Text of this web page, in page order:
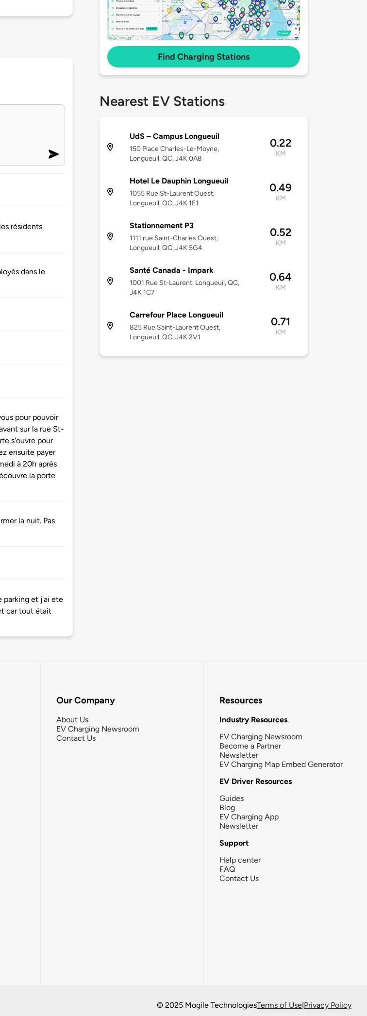
résidents
dans le
pour pouvoir
sur la rue St-
s'ouvre pour
ensuite payer
à 20h après
la porte
la nuit. Pas
parking et j'ai ete
car tout était
Find Charging Stations
Nearest EV Stations
UdS – Campus Longueuil
150 Place Charles-Le-Moyne,
Longueuil, QC, J4K 0A8
0.22
KM
Hotel Le Dauphin Longueuil
1055 Rue St-Laurent Ouest,
Longueuil, QC, J4K 1E1
0.49
KM
Stationnement P3
1111 rue Saint-Charles Ouest,
Longueuil, QC, J4K 5G4
0.52
KM
Santé Canada - Impark
1001 Rue St-Laurent, Longueuil, QC,
J4K 1C7
0.64
KM
Carrefour Place Longueuil
825 Rue Saint-Laurent Ouest,
Longueuil, QC, J4K 2V1
0.71
KM
Our Company
About Us
EV Charging Newsroom
Contact Us
Resources
Industry Resources
EV Charging Newsroom
Become a Partner
Newsletter
EV Charging Map Embed Generator
EV Driver Resources
Guides
Blog
EV Charging App
Newsletter
Support
Help center
FAQ
Contact Us
© 2025 Mogile TechnologiesTerms of Use|Privacy Policy